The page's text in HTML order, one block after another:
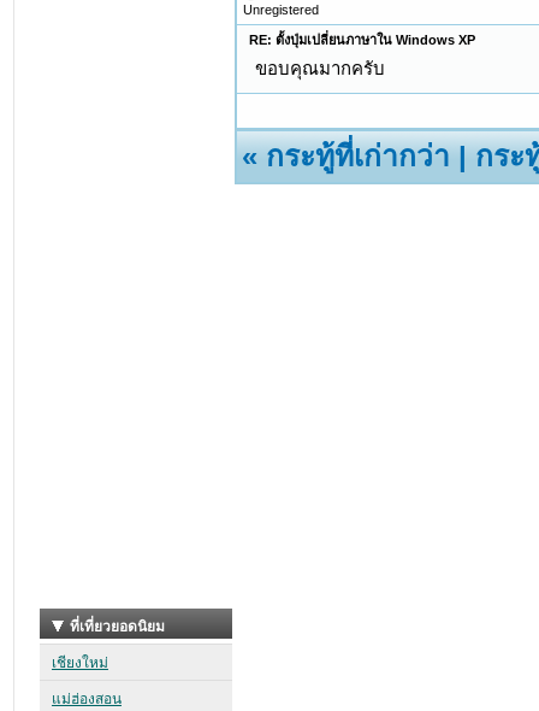
Unregistered
RE: ตั้งปุ่มเปลี่ยนภาษาใน Windows XP
ขอบคุณมากครับ
«กระทู้ที่เก่ากว่า|กระ